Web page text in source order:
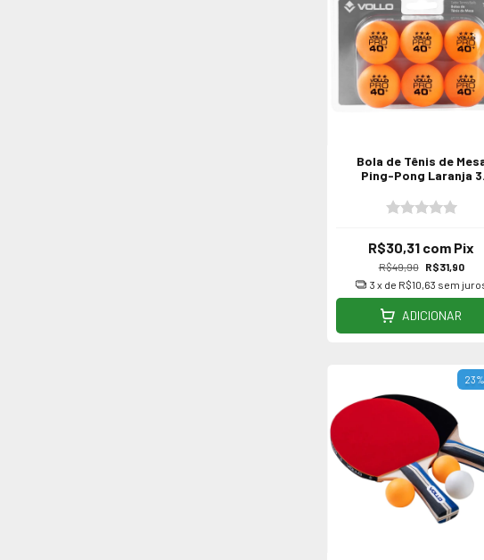
Bola de Tênis de
Ping-Pong Laranja 3
PRO
R$49,90 R$31,90
R$30,31 com Pix
3 x de R$10,63 sem
ADICIONAR
23%